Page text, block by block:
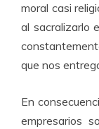
moral casi
al sacralizarlo
que nos
En
empresarios